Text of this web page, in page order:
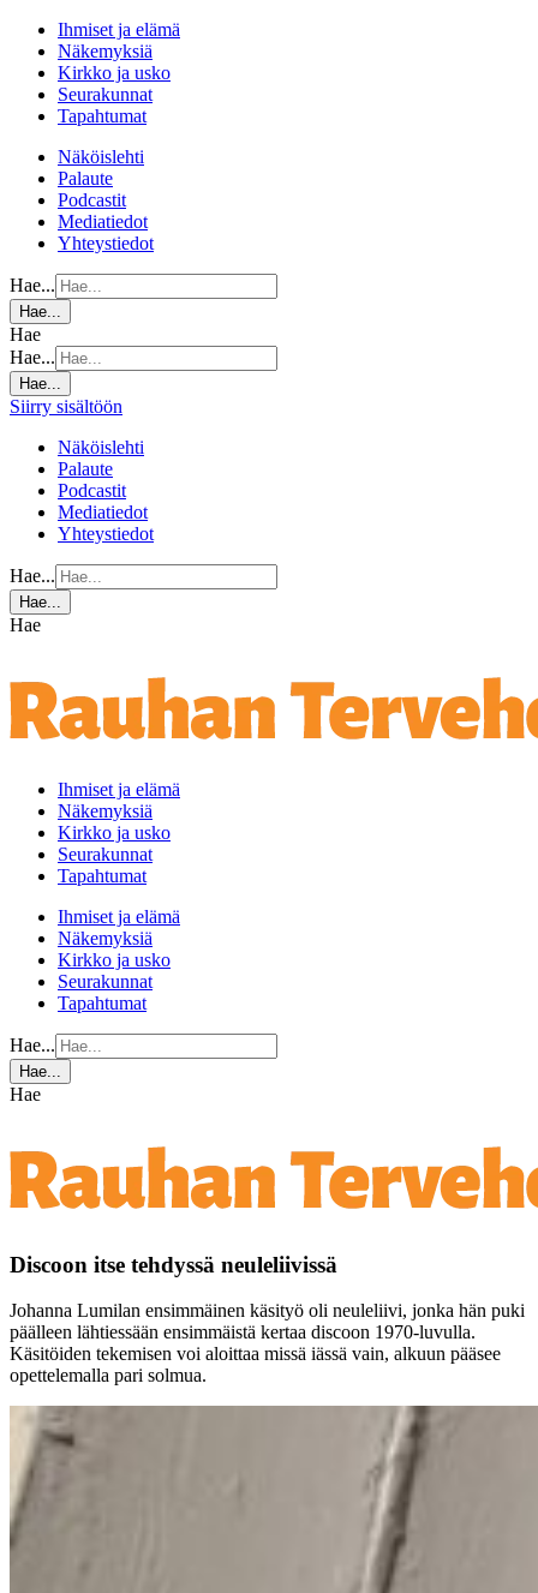
Ihmiset ja elämä
Näkemyksiä
Kirkko ja usko
Seurakunnat
Tapahtumat
Näköislehti
Palaute
Podcastit
Mediatiedot
Yhteystiedot
Hae...
Hae...
Hae
Hae...
Hae...
Siirry sisältöön
Näköislehti
Palaute
Podcastit
Mediatiedot
Yhteystiedot
Hae...
Hae...
Hae
Ihmiset ja elämä
Näkemyksiä
Kirkko ja usko
Seurakunnat
Tapahtumat
Ihmiset ja elämä
Näkemyksiä
Kirkko ja usko
Seurakunnat
Tapahtumat
Hae...
Hae...
Hae
Discoon itse tehdyssä neuleliivissä
Johanna Lumilan ensimmäinen käsityö oli neuleliivi, jonka hän puki
päälleen lähtiessään ensimmäistä kertaa discoon 1970-luvulla.
Käsitöiden tekemisen voi aloittaa missä iässä vain, alkuun pääsee
opettelemalla pari solmua.